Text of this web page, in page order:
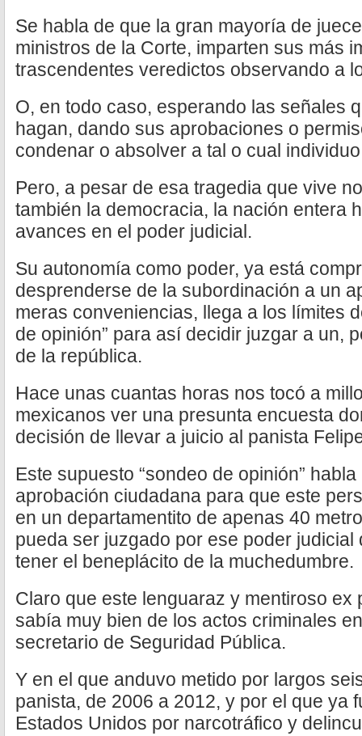
Se habla de que la gran mayoría de
ministros de la Corte, imparten sus más
trascendentes veredictos observando a
O, en todo caso, esperando las señales
hagan, dando sus aprobaciones o
condenar o absolver a tal o cual
Pero, a pesar de esa tragedia que vive
también la democracia, la nación entera
avances en el poder judicial.
Su autonomía como poder, ya está
desprenderse de la subordinación a un
meras conveniencias, llega a los límites
de opinión” para así decidir juzgar a un,
de la república.
Hace unas cuantas horas nos tocó a
mexicanos ver una presunta encuesta
decisión de llevar a juicio al panista
Este supuesto “sondeo de opinión”
aprobación ciudadana para que este
en un departamentito de apenas 40
pueda ser juzgado por ese poder
tener el beneplácito de la muchedumbre.
Claro que este lenguaraz y mentiroso ex
sabía muy bien de los actos criminales
secretario de Seguridad Pública.
Y en el que anduvo metido por largos
panista, de 2006 a 2012, y por el que ya
Estados Unidos por narcotráfico y